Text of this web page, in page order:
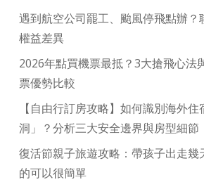
遇到航空公司罷工、颱風停飛點辦？
權益差異
2026年點買機票最抵？3大搶飛心法
票優勢比較
【自由行訂房攻略】如何識別海外
洞」？分析三大安全邊界與房型細節
復活節親子旅遊攻略：帶孩子出走幾
的可以很簡單